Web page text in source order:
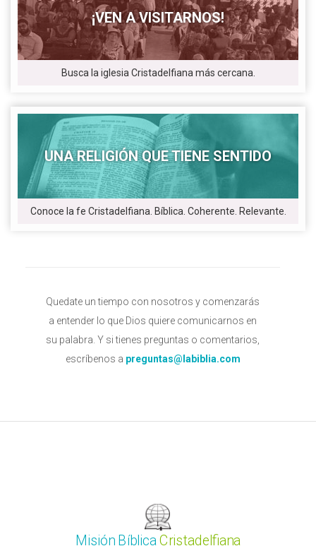
¡VEN A VISITARNOS!
Busca la iglesia Cristadelfiana más cercana.
UNA RELIGIÓN QUE TIENE SENTIDO
Conoce la fe Cristadelfiana. Bíblica. Coherente. Relevante.
Quedate un tiempo con nosotros y comenzarás
a entender lo que Dios quiere comunicarnos en
su palabra. Y si tienes preguntas o comentarios,
escríbenos a preguntas@labiblia.com
Misión BíblicaCristadelfiana